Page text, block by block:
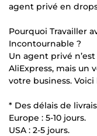
agent privé en
Pourquoi Travailler
Incontournable ?
Un agent privé
AliExpress, mais un
votre business.
* Des délais de
Europe : 5-10 jours.
USA : 2-5 jours.